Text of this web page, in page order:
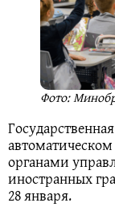
Фото:
органами
иностранных
28 января.